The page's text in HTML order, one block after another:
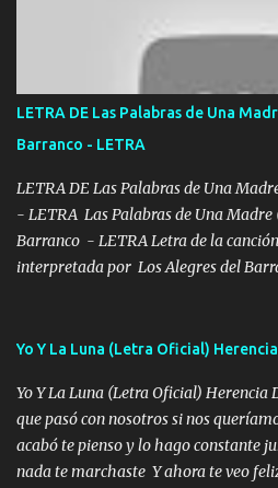
verde se le extraña pa que sepan Aquí
POR CLAVE ES EL CALI 4 EN LA
tirante andamos mi carnal atento a
se ve limpio el camino nos confiamos
misma piedra me vuelvo a tropezar
en corto me tiró a per...
LETRA DE Las Palabras de Una
Barranco - LETRA
LETRA DE Las Palabras de Una
- LETRA Las Palabras de Una
Barranco - LETRA Letra de la
interpretada por Los Alegres del
viento a su hijo y aunque ahora ya
seguiré esperando hasta volvernos a
tengo de mi mente no se va, en mi
tu papá, a veces me pongo triste
que tu me escuchas porque tu eres
Yo Y La Luna (Letra Oficial)
Yo Y La Luna (Letra Oficial) Herencia
que pasó con nosotros si nos
acabó te pienso y lo hago constante
nada te marchaste Y ahora te veo